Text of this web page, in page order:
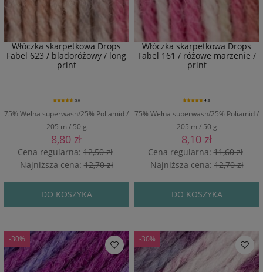
Włóczka skarpetkowa Drops
Fabel 623 / bladoróżowy / long
print
75% Wełna superwash/25% Poliamid /
205 m / 50 g
5.0
8,80 zł
Cena regularna:12,50 zł
Najniższa cena:12,70 zł
DO KOSZYKA
Włóczka skarpetkowa Drops
Fabel 161 / różowe marzenie /
print
75% Wełna superwash/25% Poliamid /
205 m / 50 g
4.9
8,10 zł
Cena regularna:11,60 zł
Najniższa cena:12,70 zł
DO KOSZYKA
-30% -30%